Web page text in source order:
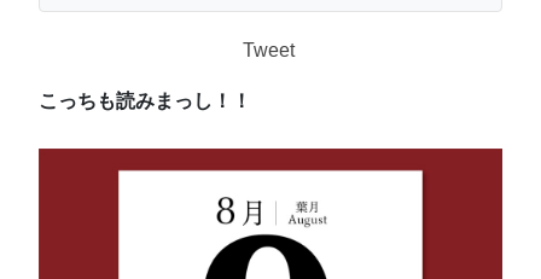
Tweet
こっちも読みまっし！！